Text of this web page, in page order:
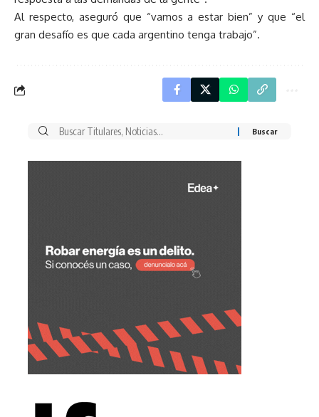
Al respecto, aseguró que “vamos a estar bien” y que “el
gran desafío es que cada argentino tenga trabajo”.
Buscar